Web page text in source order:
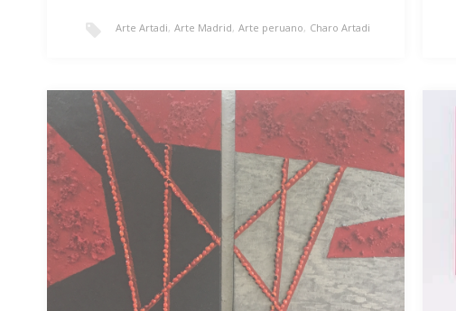
Fermentación
«Fermentación»/ 107 x 93cm/ Litografía/ 1.650€ Esta
litografía forma parte de la serie que la artista…
Arte Artadi, Arte Madrid, Arte peruano, Charo Artadi